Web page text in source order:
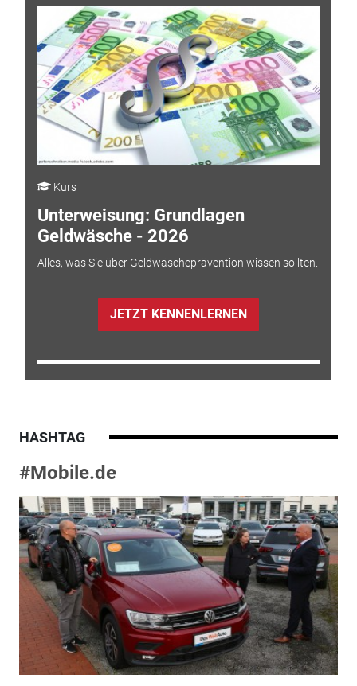
Kurs
Unterweisung: Grundlagen
Geldwäsche - 2026
Alles, was Sie über Geldwäscheprävention wissen sollten.
JETZT KENNENLERNEN
HASHTAG
#Mobile.de